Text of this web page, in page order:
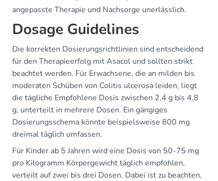
angepasste Therapie und Nachsorge unerlässlich.
Dosage Guidelines
Die korrekten Dosierungsrichtlinien sind entscheidend
für den Therapieerfolg mit Asacol und sollten strikt
beachtet werden. Für Erwachsene, die an milden bis
moderaten Schüben von Colitis ulcerosa leiden, liegt
die tägliche Empfohlene Dosis zwischen 2,4 g bis 4,8
g, unterteilt in mehrere Dosen. Ein gängiges
Dosierungsschema könnte beispielsweise 800 mg
dreimal täglich umfassen.
Für Kinder ab 5 Jahren wird eine Dosis von 50-75 mg
pro Kilogramm Körpergewicht täglich empfohlen,
verteilt auf zwei bis drei Dosen. Dabei ist zu beachten,